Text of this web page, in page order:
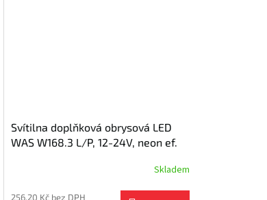
Svítilna doplňková obrysová LED
WAS W168.3 L/P, 12-24V, neon ef.
Skladem
256,20 Kč bez DPH